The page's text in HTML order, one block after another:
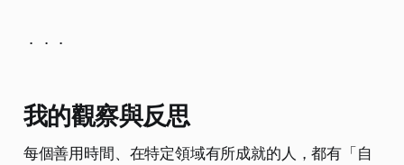
．．．
我的觀察與反思
每個善用時間、在特定領域有所成就的人，都有「自